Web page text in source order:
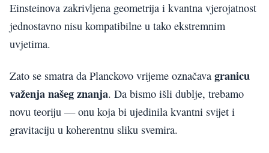
Einsteinova zakrivljena geometrija i kvantna vjerojatnost
jednostavno nisu kompatibilne u tako ekstremnim
uvjetima.
Zato se smatra da Planckovo vrijeme označava granicu
važenja našeg znanja. Da bismo išli dublje, trebamo
novu teoriju — onu koja bi ujedinila kvantni svijet i
gravitaciju u koherentnu sliku svemira.